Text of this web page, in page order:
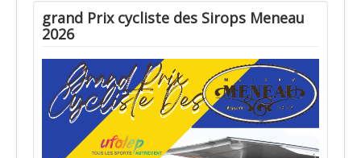
grand Prix cycliste des Sirops Meneau
2026